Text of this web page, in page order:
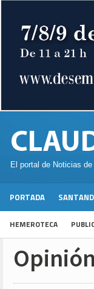
El portal de Noticias
PORTADA
HEMEROTECA
Opinión